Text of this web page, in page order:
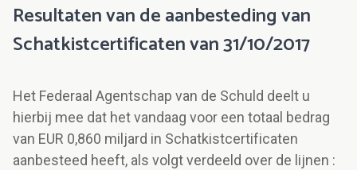
Resultaten van de aanbesteding van
Schatkistcertificaten van 31/10/2017
Het Federaal Agentschap van de Schuld deelt u
hierbij mee dat het vandaag voor een totaal bedrag
van EUR 0,860 miljard in Schatkistcertificaten
aanbesteed heeft, als volgt verdeeld over de lijnen :